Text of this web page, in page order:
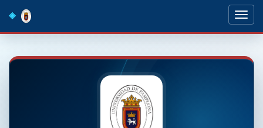
navigation